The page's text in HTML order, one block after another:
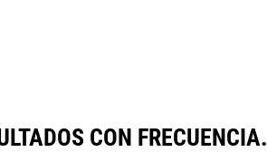
CON FRECUENCIA.